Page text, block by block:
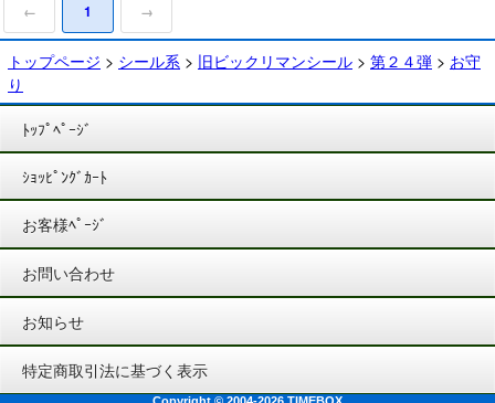
← 1 →
トップページ > シール系 > 旧ビックリマンシール > 第２４弾 > お守
り
ﾄｯﾌﾟﾍﾟｰｼﾞ
ｼｮｯﾋﾟﾝｸﾞｶｰﾄ
お客様ﾍﾟｰｼﾞ
お問い合わせ
お知らせ
特定商取引法に基づく表示